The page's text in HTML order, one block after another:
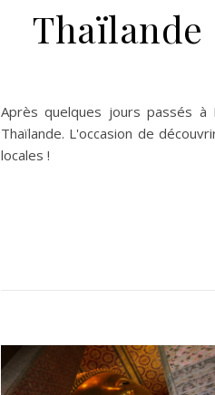
Thaïlande
Après quelques jours passés à
Thaïlande. L'occasion de
locales !